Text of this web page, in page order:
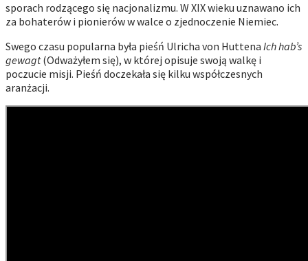
sporach rodzącego się nacjonalizmu. W XIX wieku uznawano ich
za bohaterów i pionierów w walce o zjednoczenie Niemiec.
Swego czasu popularna była pieśń Ulricha von Huttena Ich hab’s
gewagt(Odważyłem się), w której opisuje swoją walkę i
poczucie misji. Pieśń doczekała się kilku współczesnych
aranżacji.